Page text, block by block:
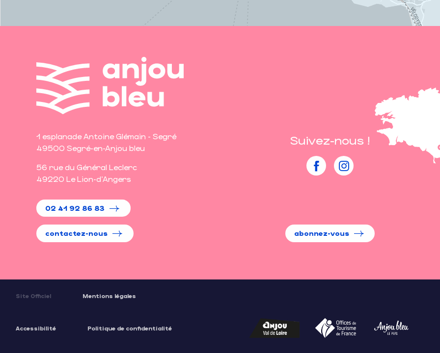
1 esplanade Antoine Glémain - Segré
49500 Segré-en-Anjou bleu
56 rue du Général Leclerc
49220 Le Lion-d'Angers
02 41 92 86 83
contactez-nous
Suivez-nous !
abonnez-vous
Site Officiel Mentions légales
Accessibilité Politique de confidentialité